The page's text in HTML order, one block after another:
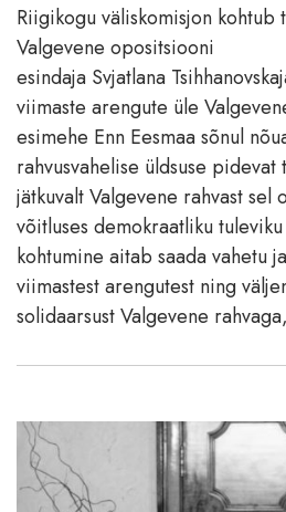
Riigikogu väliskomisjon kohtub
Valgevene opositsiooni
esindaja Svjatlana
viimaste arengute üle
esimehe Enn Eesmaa sõnul
rahvusvahelise üldsuse
jätkuvalt Valgevene rahvast sel
võitluses demokraatliku
kohtumine aitab saada vahetu
viimastest arengutest ning
solidaarsust Valgevene